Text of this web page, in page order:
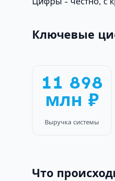
Ключевые
11 898
млн ₽
Выручка системы
Что